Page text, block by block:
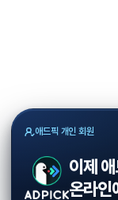
애드픽 개인 회원
이제
온라인